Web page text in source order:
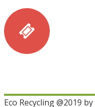
Eco Recycling @2019 by